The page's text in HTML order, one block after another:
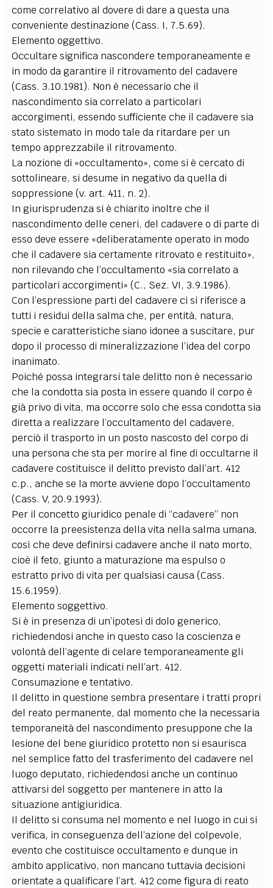
come correlativo al dovere di dare a questa una
conveniente destinazione (Cass. I, 7.5.69).
Elemento oggettivo.
Occultare significa nascondere temporaneamente e
in modo da garantire il ritrovamento del cadavere
(Cass. 3.10.1981). Non è necessario che il
nascondimento sia correlato a particolari
accorgimenti, essendo sufficiente che il cadavere sia
stato sistemato in modo tale da ritardare per un
tempo apprezzabile il ritrovamento.
La nozione di «occultamento», come si è cercato di
sottolineare, si desume in negativo da quella di
soppressione (v. art. 411, n. 2).
In giurisprudenza si è chiarito inoltre che il
nascondimento delle ceneri, del cadavere o di parte di
esso deve essere «deliberatamente operato in modo
che il cadavere sia certamente ritrovato e restituito»,
non rilevando che l’occultamento «sia correlato a
particolari accorgimenti» (C., Sez. VI, 3.9.1986).
Con l’espressione parti del cadavere ci si riferisce a
tutti i residui della salma che, per entità, natura,
specie e caratteristiche siano idonee a suscitare, pur
dopo il processo di mineralizzazione l’idea del corpo
inanimato.
Poiché possa integrarsi tale delitto non è necessario
che la condotta sia posta in essere quando il corpo è
già privo di vita, ma occorre solo che essa condotta sia
diretta a realizzare l’occultamento del cadavere,
perciò il trasporto in un posto nascosto del corpo di
una persona che sta per morire al fine di occultarne il
cadavere costituisce il delitto previsto dall’art. 412
c.p., anche se la morte avviene dopo l’occultamento
(Cass. V, 20.9.1993).
Per il concetto giuridico penale di “cadavere” non
occorre la preesistenza della vita nella salma umana,
così che deve definirsi cadavere anche il nato morto,
cioè il feto, giunto a maturazione ma espulso o
estratto privo di vita per qualsiasi causa (Cass.
15.6.1959).
Elemento soggettivo.
Si è in presenza di un’ipotesi di dolo generico,
richiedendosi anche in questo caso la coscienza e
volontà dell’agente di celare temporaneamente gli
oggetti materiali indicati nell’art. 412.
Consumazione e tentativo.
Il delitto in questione sembra presentare i tratti propri
del reato permanente, dal momento che la necessaria
temporaneità del nascondimento presuppone che la
lesione del bene giuridico protetto non si esaurisca
nel semplice fatto del trasferimento del cadavere nel
luogo deputato, richiedendosi anche un continuo
attivarsi del soggetto per mantenere in atto la
situazione antigiuridica.
Il delitto si consuma nel momento e nel luogo in cui si
verifica, in conseguenza dell’azione del colpevole,
evento che costituisce occultamento e dunque in
ambito applicativo, non mancano tuttavia decisioni
orientate a qualificare l’art. 412 come figura di reato